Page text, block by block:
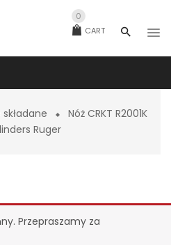
CART
0
składane
Nóż CRKT R2001K
Ruger
Przepraszamy za